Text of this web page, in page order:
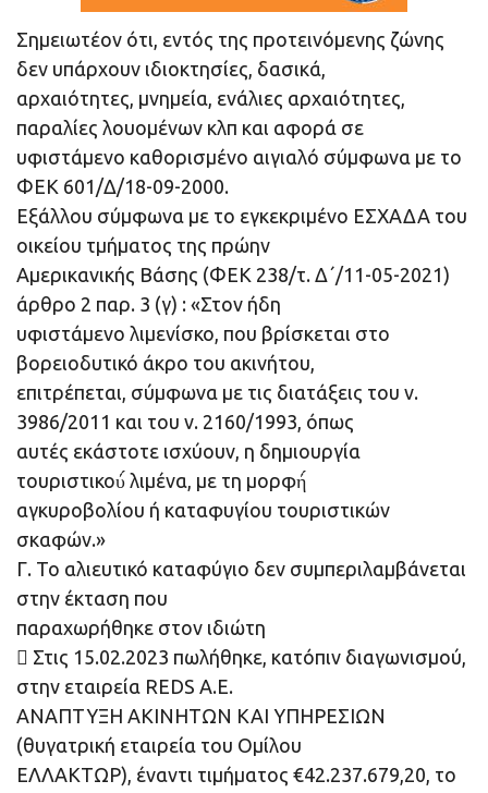
Σημειωτέον ότι, εντός της προτεινόμενης ζώνης
δεν υπάρχουν ιδιοκτησίες, δασικά,
αρχαιότητες, μνημεία, ενάλιες αρχαιότητες,
παραλίες λουομένων κλπ και αφορά σε
υφιστάμενο καθορισμένο αιγιαλό σύμφωνα με το
ΦΕΚ 601/Δ/18-09-2000.
Εξάλλου σύμφωνα με το εγκεκριμένο ΕΣΧΑΔΑ του
οικείου τμήματος της πρώην
Αμερικανικής Βάσης (ΦΕΚ 238/τ. Δ΄/11-05-2021)
άρθρο 2 παρ. 3 (γ) : «Στον ήδη
υφιστάμενο λιμενίσκο, που βρίσκεται στο
βορειοδυτικό άκρο του ακινήτου,
επιτρέπεται, σύμφωνα με τις διατάξεις του ν.
3986/2011 και του ν. 2160/1993, όπως
αυτές εκάστοτε ισχύουν, η δημιουργία
τουριστικού́ λιμένα, με τη μορφή́
αγκυροβολίου ή καταφυγίου τουριστικών
σκαφών.»
Γ. Το αλιευτικό καταφύγιο δεν συμπεριλαμβάνεται
στην έκταση που
παραχωρήθηκε στον ιδιώτη
 Στις 15.02.2023 πωλήθηκε, κατόπιν διαγωνισμού,
στην εταιρεία REDS A.E.
ΑΝΑΠΤΥΞΗ ΑΚΙΝΗΤΩΝ ΚΑΙ ΥΠΗΡΕΣΙΩΝ
(θυγατρική εταιρεία του Ομίλου
ΕΛΛΑΚΤΩΡ), έναντι τιμήματος €42.237.679,20, το